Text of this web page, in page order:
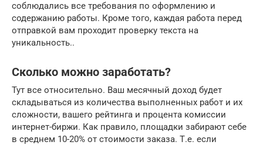
соблюдались все требования по оформлению и
содержанию работы. Кроме того, каждая работа перед
отправкой вам проходит проверку текста на
уникальность..
Сколько можно заработать?
Тут все относительно. Ваш месячный доход будет
складываться из количества выполненных работ и их
сложности, вашего рейтинга и процента комиссии
интернет-биржи. Как правило, площадки забирают себе
в среднем 10-20% от стоимости заказа. Т.е. если